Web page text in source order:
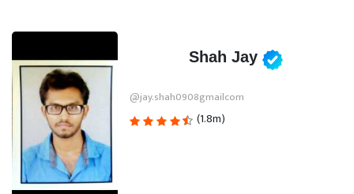
Shah Jay
@jay.shah0908gmailcom
(1.8m)